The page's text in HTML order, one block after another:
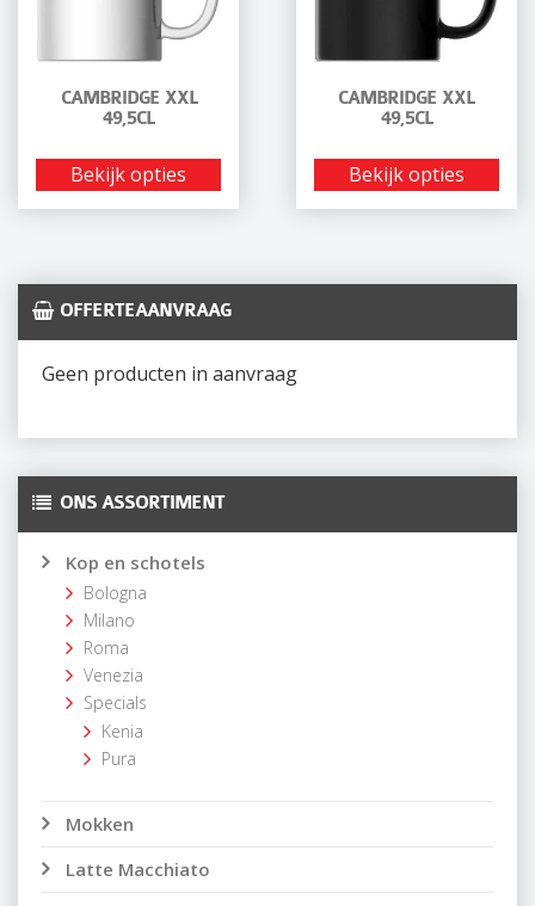
CAMBRIDGE XXL
49,5CL
Bekijk opties
CAMBRIDGE XXL
49,5CL
Bekijk opties
OFFERTEAANVRAAG
Geen producten in aanvraag
ONS ASSORTIMENT
Kop en schotels
Bologna
Milano
Roma
Venezia
Specials
Kenia
Pura
Mokken
Latte Macchiato